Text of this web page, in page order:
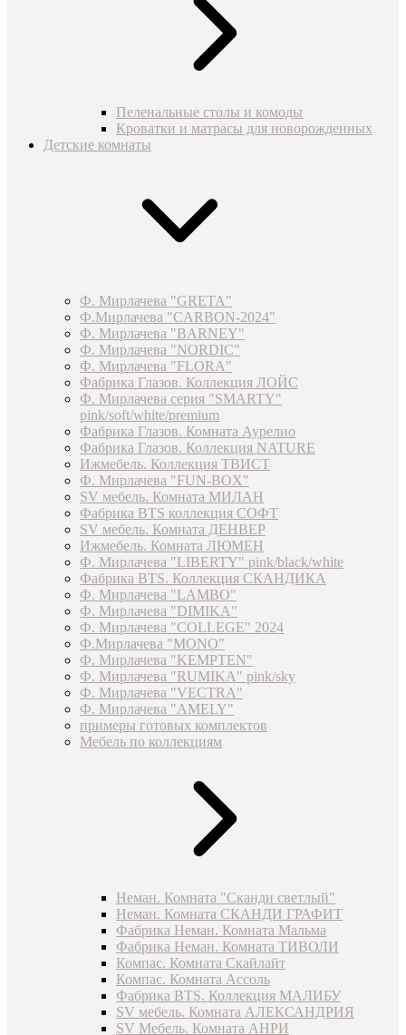
Пеленальные столы и комоды
Кроватки и матрасы для новорожденных
Детские комнаты
Ф. Мирлачева "GRETA"
Ф.Мирлачева "CARBON-2024"
Ф. Мирлачева "BARNEY"
Ф. Мирлачева "NORDIC"
Ф. Мирлачева "FLORA"
Фабрика Глазов. Коллекция ЛОЙС
Ф. Мирлачева серия "SMARTY"
pink/soft/white/premium
Фабрика Глазов. Комната Аурелио
Фабрика Глазов. Коллекция NATURE
Ижмебель. Коллекция ТВИСТ
Ф. Мирлачева "FUN-BOX"
SV мебель. Комната МИЛАН
Фабрика BTS коллекция СОФТ
SV мебель. Комната ДЕНВЕР
Ижмебель. Комната ЛЮМЕН
Ф. Мирлачева "LIBERTY" pink/black/white
Фабрика BTS. Коллекция СКАНДИКА
Ф. Мирлачева "LAMBO"
Ф. Мирлачева "DIMIKA"
Ф. Мирлачева "COLLEGE" 2024
Ф.Мирлачева "MONO"
Ф. Мирлачева "KEMPTEN"
Ф. Мирлачева "RUMIKA" pink/sky
Ф. Мирлачева "VECTRA"
Ф. Мирлачева "AMELY"
примеры готовых комплектов
Мебель по коллекциям
Неман. Комната "Сканди светлый"
Неман. Комната СКАНДИ ГРАФИТ
Фабрика Неман. Комната Мальма
Фабрика Неман. Комната ТИВОЛИ
Компас. Комната Скайлайт
Компас. Комната Ассоль
Фабрика BTS. Коллекция МАЛИБУ
SV мебель. Комната АЛЕКСАНДРИЯ
SV Мебель. Комната АНРИ